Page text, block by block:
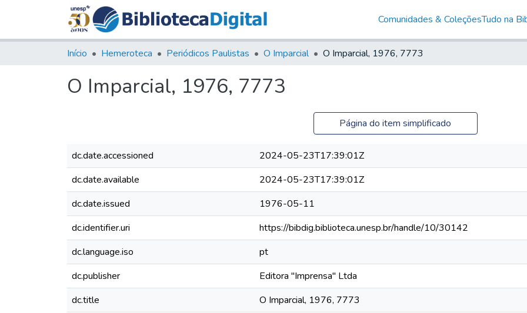
Comunidades & ColeçõesTudo na
Início Hemeroteca Periódicos Paulistas O Imparcial O Imparcial, 1976, 7773
O Imparcial, 1976, 7773
Página do item simplificado
dc.date.accessioned
2024-05-23T17:39:01Z
dc.date.available
2024-05-23T17:39:01Z
dc.date.issued
1976-05-11
dc.identifier.uri
https://bibdig.biblioteca.unesp.br/handle/10/30142
dc.language.iso
pt
dc.publisher
Editora "Imprensa" Ltda
dc.title
O Imparcial, 1976, 7773